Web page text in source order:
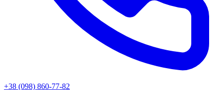
+38 (098) 860-77-82